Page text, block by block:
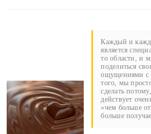
Каждый и
является
то области, и
поделиться
ощущениями с
того, мы
сделать
действует
«чем больше
больше